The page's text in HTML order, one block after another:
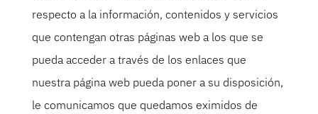
respecto a la información, contenidos y servicios
que contengan otras páginas web a los que se
pueda acceder a través de los enlaces que
nuestra página web pueda poner a su disposición,
le comunicamos que quedamos eximidos de